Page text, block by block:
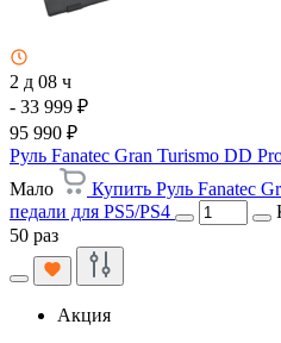
2 д 08 ч
- 33 999 ₽
95 990 ₽
Руль Fanatec Gran Turismo DD
Мало
Купить Руль Fanatec
педали для PS5/PS4
50 раз
Акция